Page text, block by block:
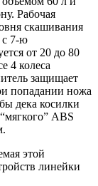
Рабочая
скашивания
с 7-ю
от 20 до 80
4 колеса
защищает
попадании ножа
дека косилки
ABS
этой
линейки